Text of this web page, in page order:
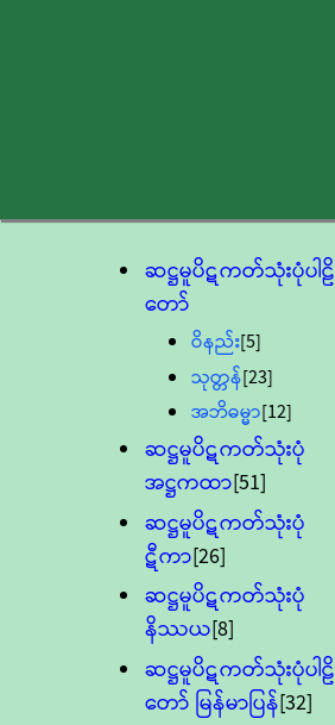
ဆဋ္ဌမူပိဋကတ်သုံးပုံပါဠိ
တော်
ဝိနည်း[5]
သုတ္တန်[23]
အဘိဓမ္မာ[12]
ဆဋ္ဌမူပိဋကတ်သုံးပုံ
အဋ္ဌကထာ[51]
ဆဋ္ဌမူပိဋကတ်သုံးပုံ
ဋီကာ[26]
ဆဋ္ဌမူပိဋကတ်သုံးပုံ
နိဿယ[8]
ဆဋ္ဌမူပိဋကတ်သုံးပုံပါဠိ
တော် မြန်မာပြန်[32]